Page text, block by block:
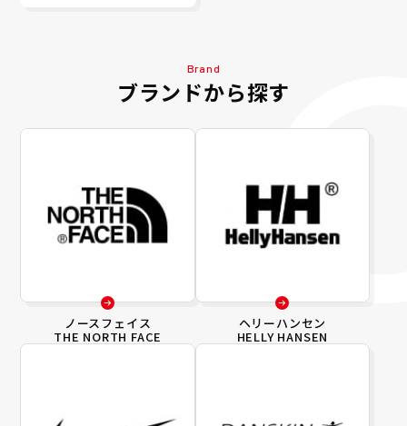
Brand
ブランドから探す
ノースフェイス
THE NORTH FACE
ヘリーハンセン
HELLY HANSEN